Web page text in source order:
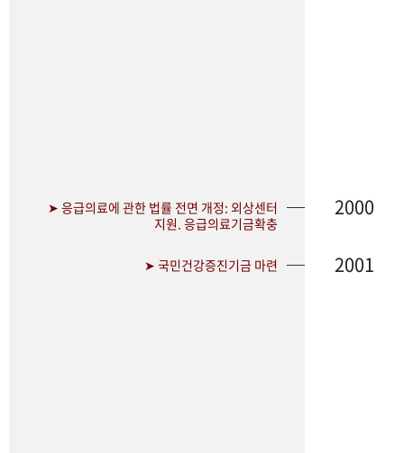
➤ 응급의료에 관한 법률 전면 개정: 외상센터
지원. 응급의료기금확충
2000
➤ 국민건강증진기금 마련 2001